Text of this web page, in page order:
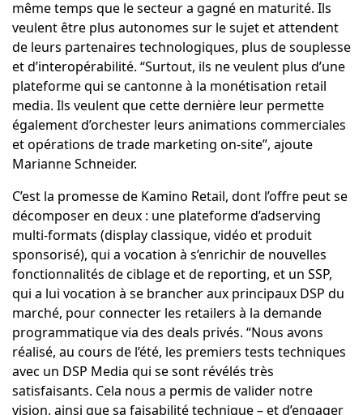
même temps que le secteur a gagné en maturité. Ils
veulent être plus autonomes sur le sujet et attendent
de leurs partenaires technologiques, plus de souplesse
et d’interopérabilité. “Surtout, ils ne veulent plus d’une
plateforme qui se cantonne à la monétisation retail
media. Ils veulent que cette dernière leur permette
également d’orchester leurs animations commerciales
et opérations de trade marketing on-site”, ajoute
Marianne Schneider.
C’est la promesse de Kamino Retail, dont l’offre peut se
décomposer en deux : une plateforme d’adserving
multi-formats (display classique, vidéo et produit
sponsorisé), qui a vocation à s’enrichir de nouvelles
fonctionnalités de ciblage et de reporting, et un SSP,
qui a lui vocation à se brancher aux principaux DSP du
marché, pour connecter les retailers à la demande
programmatique via des deals privés. “Nous avons
réalisé, au cours de l’été, les premiers tests techniques
avec un DSP Media qui se sont révélés très
satisfaisants. Cela nous a permis de valider notre
vision, ainsi que sa faisabilité technique – et d’engager